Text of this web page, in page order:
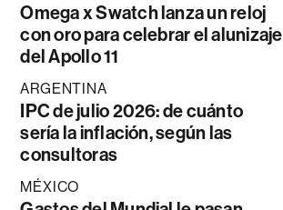
Omega x Swatch lanza un reloj
con oro para celebrar el alunizaje
del Apollo 11
ARGENTINA
IPC de julio 2026: de cuánto
sería la inflación, según las
consultoras
MÉXICO